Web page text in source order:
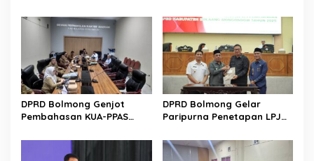
Jalan Manado – Tomohon
Golda Pinontoan
DPRD Bolmong Genjot
Pembahasan KUA-PPAS
DPRD Bolmong Gelar
Paripurna Penetapan LPJ